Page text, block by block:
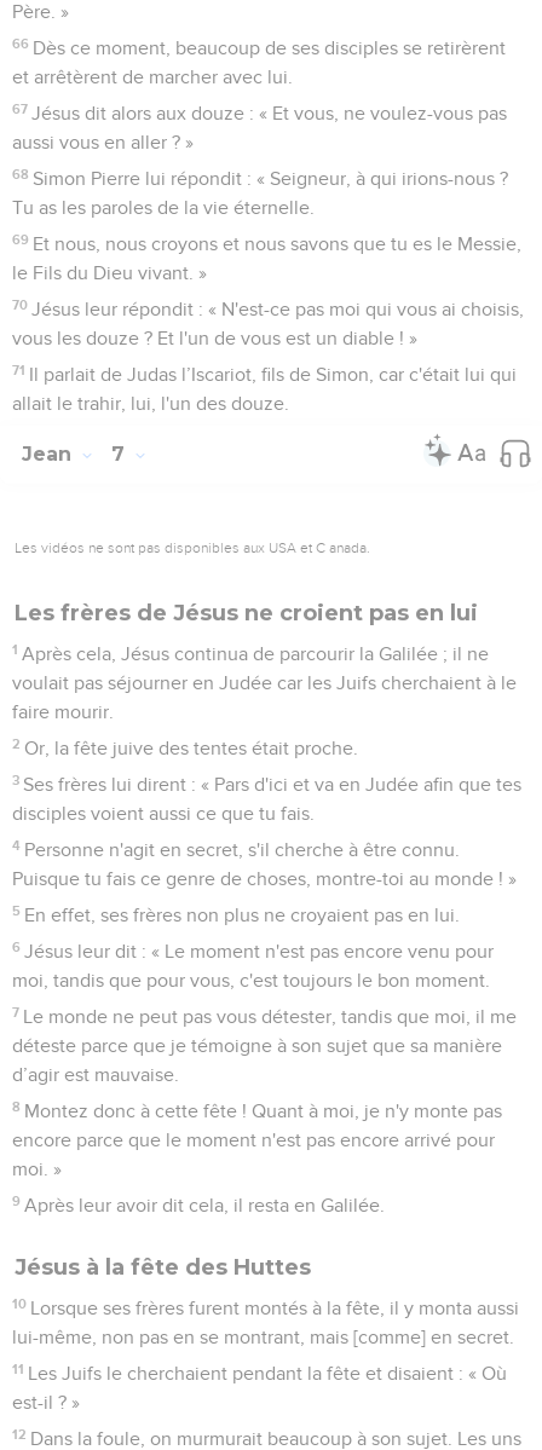
Père. »
66 Dès ce moment, beaucoup de ses disciples se retirèrent
et arrêtèrent de marcher avec lui.
67 Jésus dit alors aux douze : « Et vous, ne voulez-vous pas
aussi vous en aller ? »
68 Simon Pierre lui répondit : « Seigneur, à qui irions-nous ?
Tu as les paroles de la vie éternelle.
69 Et nous, nous croyons et nous savons que tu es le Messie,
le Fils du Dieu vivant. »
70 Jésus leur répondit : « N'est-ce pas moi qui vous ai choisis,
vous les douze ? Et l'un de vous est un diable ! »
71 Il parlait de Judas l’Iscariot, fils de Simon, car c'était lui qui
allait le trahir, lui, l'un des douze.
Jean 7
Les vidéos ne sont pas disponibles aux USA et C anada.
Les frères de Jésus ne croient pas en lui
1 Après cela, Jésus continua de parcourir la Galilée ; il ne
voulait pas séjourner en Judée car les Juifs cherchaient à le
faire mourir.
2 Or, la fête juive des tentes était proche.
3 Ses frères lui dirent : « Pars d'ici et va en Judée afin que tes
disciples voient aussi ce que tu fais.
4 Personne n'agit en secret, s'il cherche à être connu.
Puisque tu fais ce genre de choses, montre-toi au monde ! »
5 En effet, ses frères non plus ne croyaient pas en lui.
6 Jésus leur dit : « Le moment n'est pas encore venu pour
moi, tandis que pour vous, c'est toujours le bon moment.
7 Le monde ne peut pas vous détester, tandis que moi, il me
déteste parce que je témoigne à son sujet que sa manière
d’agir est mauvaise.
8 Montez donc à cette fête ! Quant à moi, je n'y monte pas
encore parce que le moment n'est pas encore arrivé pour
moi. »
9 Après leur avoir dit cela, il resta en Galilée.
Jésus à la fête des Huttes
10 Lorsque ses frères furent montés à la fête, il y monta aussi
lui-même, non pas en se montrant, mais [comme] en secret.
11 Les Juifs le cherchaient pendant la fête et disaient : « Où
est-il ? »
12 Dans la foule, on murmurait beaucoup à son sujet. Les uns